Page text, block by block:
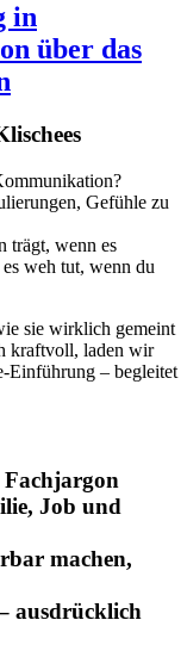
in
über das
Gefühle zu
trägt, wenn es
weh tut, wenn du
sie wirklich gemeint
kraftvoll, laden wir
Einführung – begleitet
Fachjargon
Job und
machen,
ausdrücklich